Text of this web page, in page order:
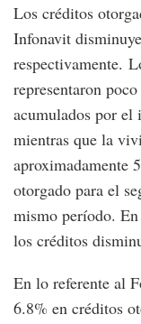
Los créditos
Infonavit
respectivamente.
representaron
acumulados por el
mientras que la
aproximadamente
otorgado para el
mismo período.
los créditos
En lo referente al
6.8% en créditos